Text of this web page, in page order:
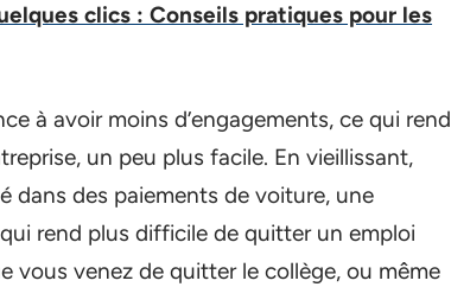
clics : Conseils pratiques pour les
à avoir moins d’engagements, ce qui rend
un peu plus facile. En vieillissant,
dans des paiements de voiture, une
rend plus difficile de quitter un emploi
vous venez de quitter le collège, ou même